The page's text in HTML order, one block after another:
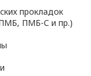
прокладок
ПМБ-С и пр.)